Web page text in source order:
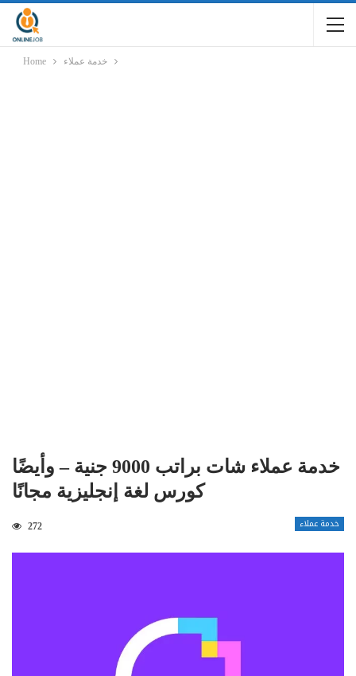
Home خدمة عملاء
خدمة عملاء شات براتب 9000 جنية – وأيضًا
كورس لغة إنجليزية مجانًا
خدمة عملاء 272